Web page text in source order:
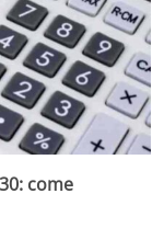
come